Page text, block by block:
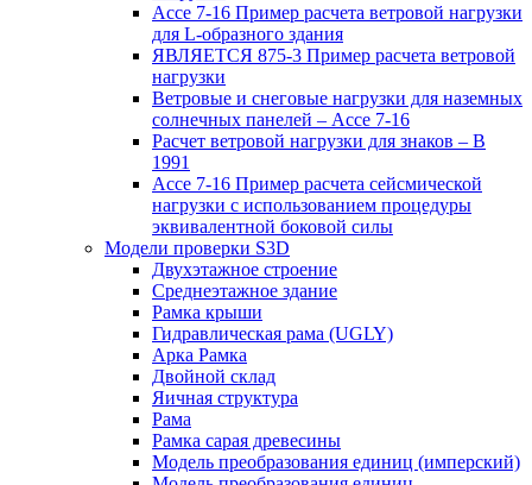
Ассе 7-16 Пример расчета ветровой нагрузки
для L-образного здания
ЯВЛЯЕТСЯ 875-3 Пример расчета ветровой
нагрузки
Ветровые и снеговые нагрузки для наземных
солнечных панелей – Ассе 7-16
Расчет ветровой нагрузки для знаков – В
1991
Ассе 7-16 Пример расчета сейсмической
нагрузки с использованием процедуры
эквивалентной боковой силы
Модели проверки S3D
Двухэтажное строение
Среднеэтажное здание
Рамка крыши
Гидравлическая рама (UGLY)
Арка Рамка
Двойной склад
Яичная структура
Рама
Рамка сарая древесины
Модель преобразования единиц (имперский)